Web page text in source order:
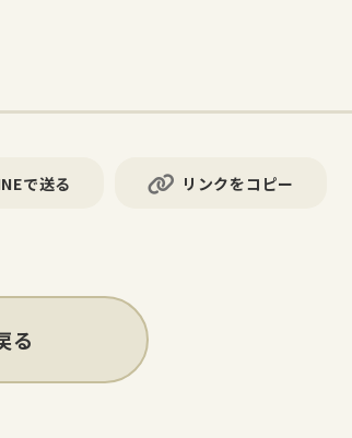
で送る リンクをコピー
る